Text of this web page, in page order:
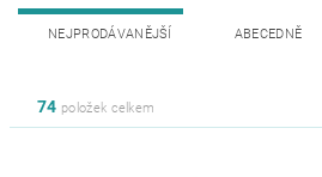
NEJPRODÁVANĚJŠÍ ABECEDNĚ
74 položek celkem